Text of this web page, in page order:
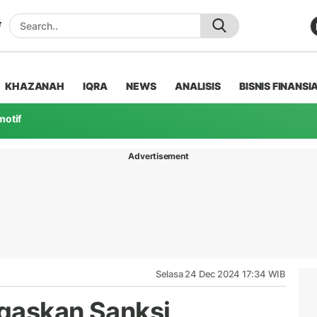
KHAZANAH IQRA NEWS ANALISIS BISNIS
Advertisement
Selasa 24 Dec 2024 17:34 WIB